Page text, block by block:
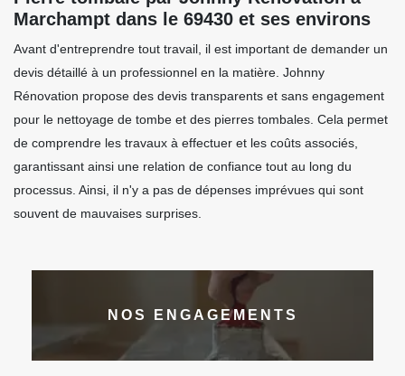
Marchampt dans le 69430 et ses environs
Avant d'entreprendre tout travail, il est important de demander un
devis détaillé à un professionnel en la matière. Johnny
Rénovation propose des devis transparents et sans engagement
pour le nettoyage de tombe et des pierres tombales. Cela permet
de comprendre les travaux à effectuer et les coûts associés,
garantissant ainsi une relation de confiance tout au long du
processus. Ainsi, il n'y a pas de dépenses imprévues qui sont
souvent de mauvaises surprises.
NOS ENGAGEMENTS